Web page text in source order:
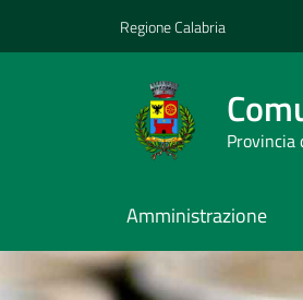
Regione Calabria
Provincia
Amministrazione